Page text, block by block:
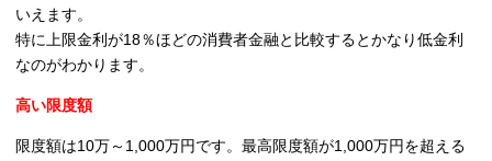
いえます。
特に上限金利が18％ほどの消費者金融と比較するとかなり低金利
なのがわかります。
高い限度額
限度額は10万～1,000万円です。 最高限度額が1,000万円を超える